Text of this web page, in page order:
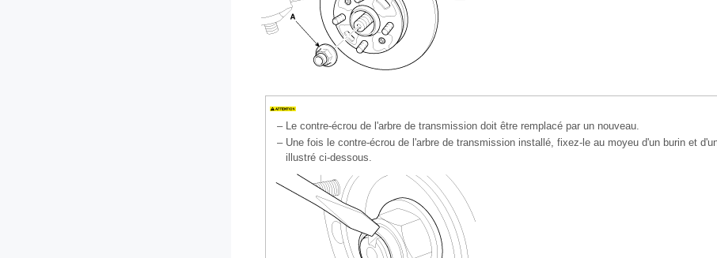
– Le contre-écrou de l'arbre de transmission doit être remplacé par un nouveau.
– Une fois le contre-écrou de l'arbre de transmission installé, fixez-le au moyeu d'un burin et
illustré ci-dessous.